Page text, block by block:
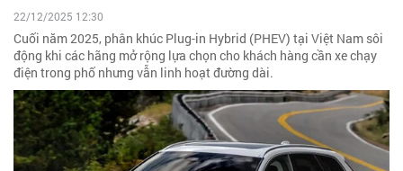
22/12/2025 12:30
Cuối năm 2025, phân khúc Plug-in Hybrid (PHEV) tại Việt Nam sôi
động khi các hãng mở rộng lựa chọn cho khách hàng cần xe chạy
điện trong phố nhưng vẫn linh hoạt đường dài.